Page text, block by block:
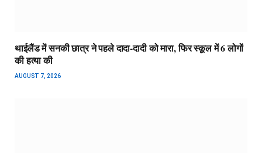
थाईलैंड में सनकी छात्र ने पहले दादा-दादी को मारा, फिर स्कूल में 6 लोगों
की हत्या की
AUGUST 7, 2026